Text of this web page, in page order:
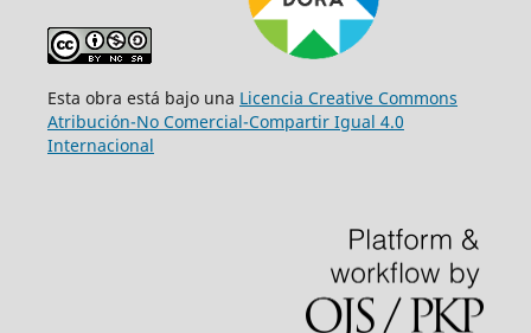
Esta obra está bajo una Licencia Creative Commons
Atribución-No Comercial-Compartir Igual 4.0
Internacional